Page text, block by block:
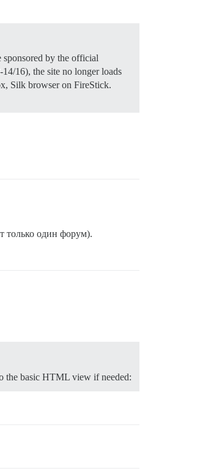
by the official
16), the site no longer loads
Silk browser on FireStick.
только один форум).
the basic HTML view if needed: